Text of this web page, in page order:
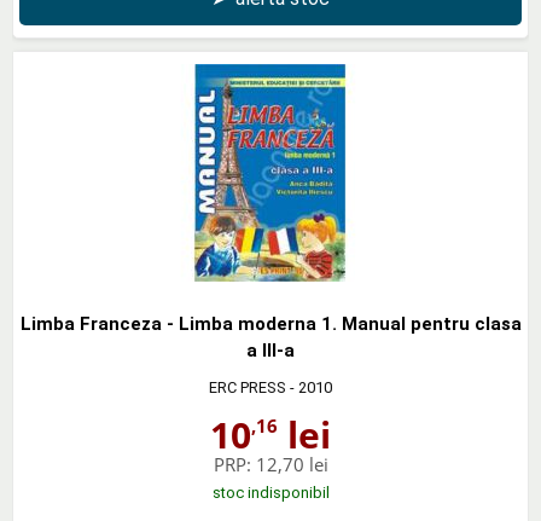
Limba Franceza - Limba moderna 1. Manual pentru clasa
a III-a
ERC PRESS - 2010
10,16 lei
PRP: 12,70 lei
stoc indisponibil